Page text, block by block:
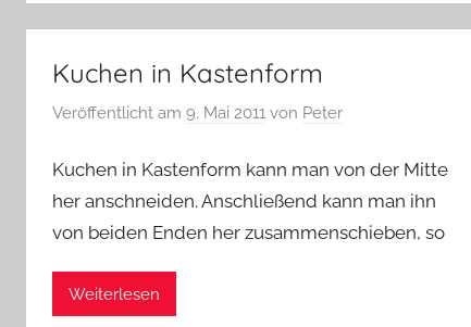
Kuchen in Kastenform
Veröffentlicht am 9. Mai 2011 von Peter
Kuchen in Kastenform kann man von der Mitte
her anschneiden. Anschließend kann man ihn
von beiden Enden her zusammenschieben, so
Weiterlesen